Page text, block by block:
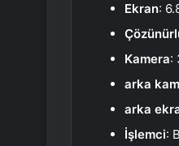
Ekran:
Kamera:
arka
arka
İşlemci: